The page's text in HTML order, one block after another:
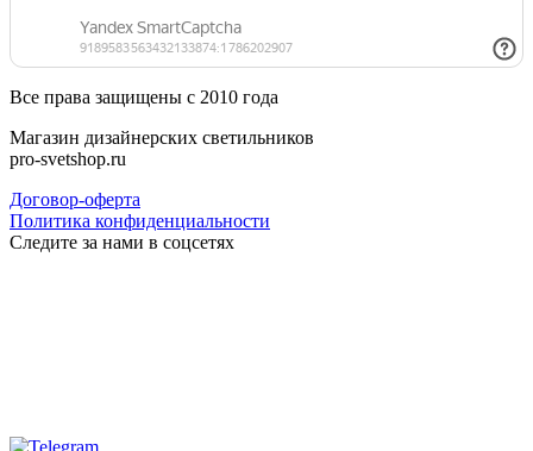
Все права защищены с 2010 года
Магазин дизайнерских светильников
pro-svetshop.ru
Договор-оферта
Политика конфиденциальности
Следите за нами в соцсетях